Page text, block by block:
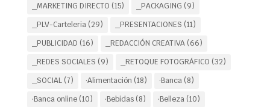
_MARKETING DIRECTO (15) _PACKAGING (9)
_PLV-Carteleria(29) _PRESENTACIONES (11)
_PUBLICIDAD (16) _REDACCIÓN CREATIVA(66)
_REDES SOCIALES (9) _RETOQUE FOTOGRÁFICO (32)
_SOCIAL(7) ·Alimentación (18) ·Banca(8)
·Banca online(10) ·Bebidas(8) ·Belleza(10)